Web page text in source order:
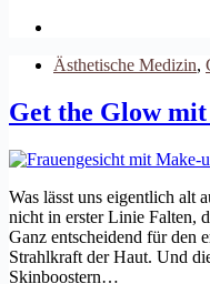
Ästhetische Medizin,
Get the Glow
Was lässt uns eigentlich alt
nicht in erster Linie Falten,
Ganz entscheidend für den
Strahlkraft der Haut. Und
Skinboostern…